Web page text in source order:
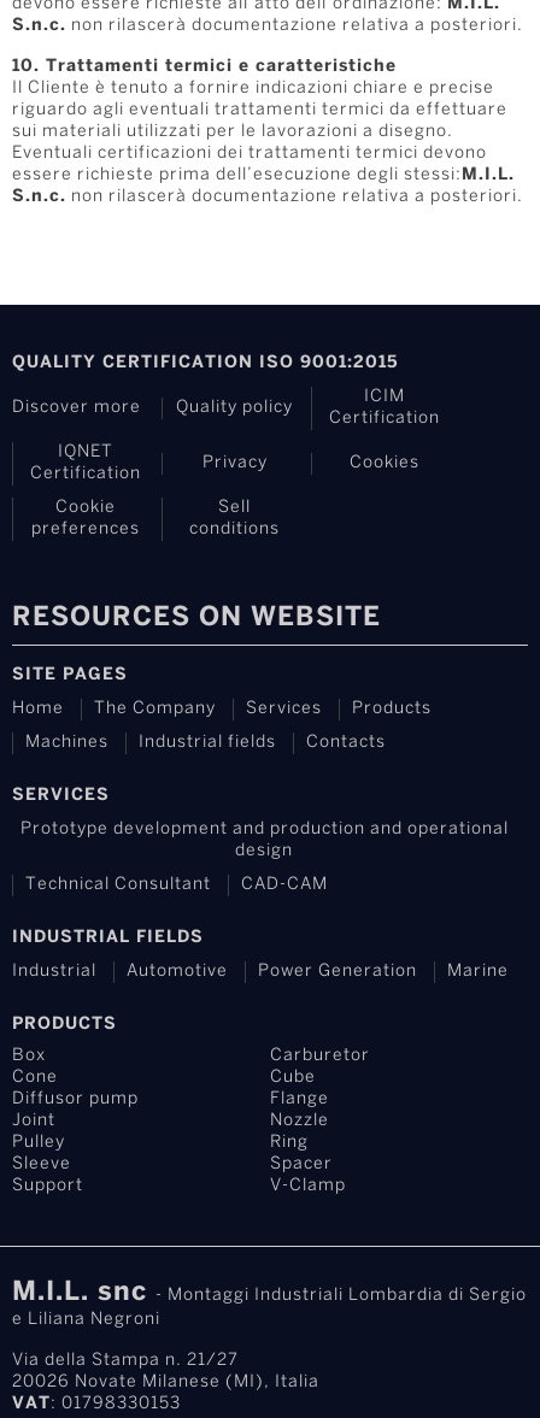
devono essere richieste all’atto dell’ordinazione:
M.I.L.
S.n.c. non rilascerà documentazione relativa a posteriori.
10. Trattamenti termici e caratteristiche
Il Cliente è tenuto a fornire indicazioni chiare e precise
riguardo agli eventuali trattamenti termici da effettuare
sui materiali utilizzati per le lavorazioni a disegno.
Eventuali certificazioni dei trattamenti termici devono
essere richieste prima dell’esecuzione degli stessi: M.I.L.
S.n.c. non rilascerà documentazione relativa a posteriori.
QUALITY CERTIFICATION ISO 9001:2015
Discover more Quality policy
ICIM
Certification
IQNET
Certification
Privacy Cookies
Cookie
preferences
Sell
conditions
RESOURCES ON WEBSITE
SITE PAGES
Home The Company Services Products
Machines Industrial fields Contacts
SERVICES
Prototype development and production and operational
design
Technical Consultant CAD-CAM
INDUSTRIAL FIELDS
Industrial Automotive Power Generation Marine
PRODUCTS
Box
Carburetor
Cone
Cube
Diffusor pump
Flange
Joint
Nozzle
Pulley
Ring
Sleeve
Spacer
Support
V-Clamp
M.I.L. snc
- Montaggi Industriali Lombardia di Sergio
e Liliana Negroni
Via della Stampa n. 21/27
20026 Novate Milanese (MI), Italia
VAT: 01798330153